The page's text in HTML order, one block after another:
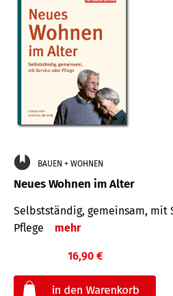
BAUEN + WOHNEN
Neues Wohnen im Alter
Selbstständig, gemeinsam, mit
Pflege
mehr
16,90 €